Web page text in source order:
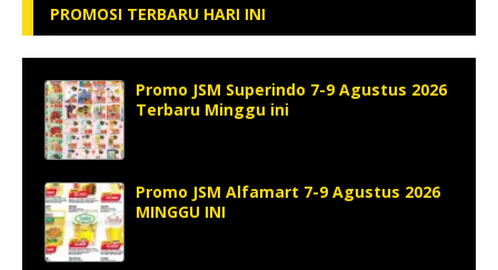
PROMOSI TERBARU HARI INI
Promo JSM Superindo 7-9 Agustus 2026
Terbaru Minggu ini
Promo JSM Alfamart 7-9 Agustus 2026
MINGGU INI